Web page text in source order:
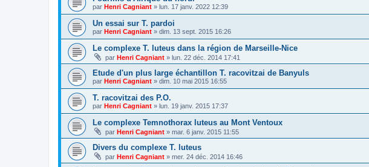
par Henri Cagniant » lun. 17 janv. 2022 12:39
Un essai sur T. pardoi
par Henri Cagniant » dim. 13 sept. 2015 16:26
Le complexe T. luteus dans la région de Marseille-Nice
par Henri Cagniant » lun. 22 déc. 2014 17:41
Etude d'un plus large échantillon T. racovitzai de Banyuls
par Henri Cagniant » dim. 10 mai 2015 16:55
T. racovitzai des P.O.
par Henri Cagniant » lun. 19 janv. 2015 17:37
Le complexe Temnothorax luteus au Mont Ventoux
par Henri Cagniant » mar. 6 janv. 2015 11:55
Divers du complexe T. luteus
par Henri Cagniant » mer. 24 déc. 2014 16:46